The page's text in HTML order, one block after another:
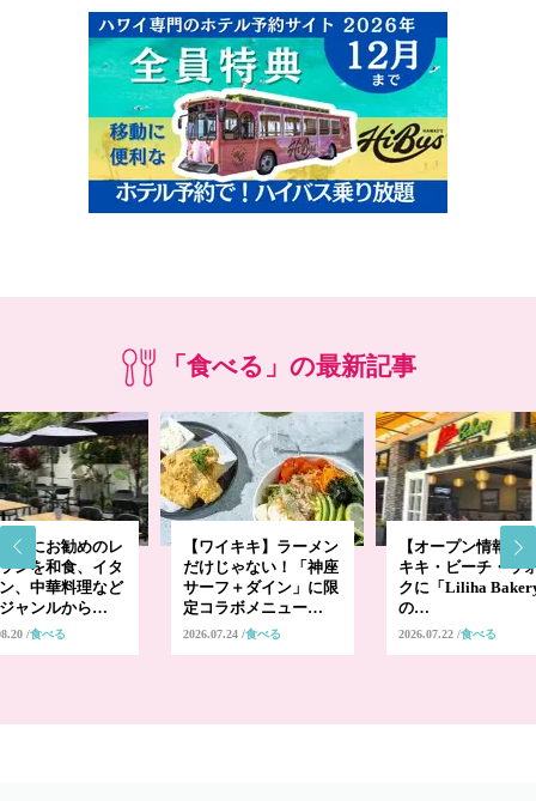
「食べる」の最新記事
プにお勧めのレ
ンを和食、イタ
、中華料理など
ャンルから…
食べる
【ワイキキ】ラーメン
だけじゃない！「神座
サーフ＋ダイン」に限
定コラボメニュー…
2026.07.24 食べる
【オープン情報】
キキ・ビーチ・ウ
クに「Liliha
の…
2026.07.22 食べる